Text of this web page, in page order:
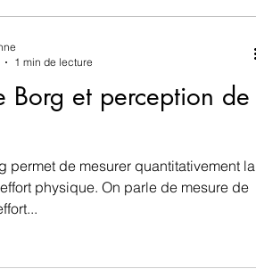
Borg et perception de
permet de mesurer quantitativement la
physique. On parle de mesure de
1 min de lecture